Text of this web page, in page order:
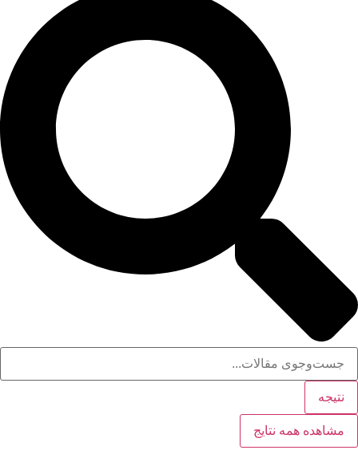
نتیجه
مشاهده همه نتایج